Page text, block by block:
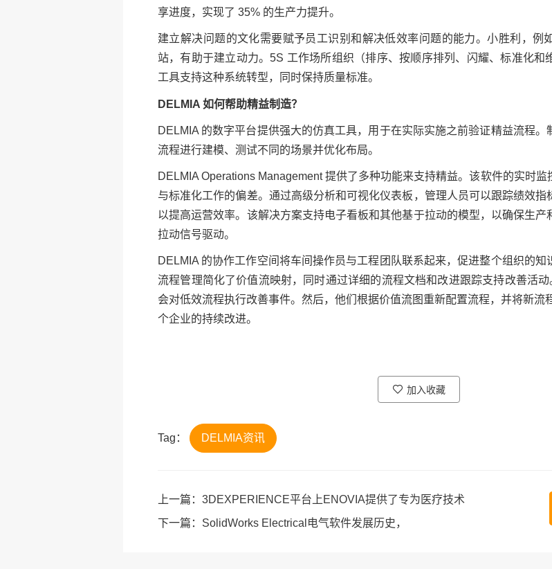
享进度，实现了 35% 的生产力提升。
建立解决问题的文化需要赋予员工识别和解决低效率问题的能力。小胜利，例
站，有助于建立动力。5S 工作场所组织（排序、按顺序排列、闪耀、标准化和
工具支持这种系统转型，同时保持质量标准。
DELMIA 如何帮助精益制造？
DELMIA 的数字平台提供强大的仿真工具，用于在实际实施之前验证精益流程。
流程进行建模、测试不同的场景并优化布局。
DELMIA Operations Management 提供了多种功能来支持精益。该软件的实时监
与标准化工作的偏差。通过高级分析和可视化仪表板，管理人员可以跟踪绩效指
以提高运营效率。该解决方案支持电子看板和其他基于拉动的模型，以确保生产
拉动信号驱动。
DELMIA 的协作工作空间将车间操作员与工程团队联系起来，促进整个组织的知
流程管理简化了价值流映射，同时通过详细的流程文档和改进跟踪支持改善活
会对低效流程执行改善事件。然后，他们根据价值流图重新配置流程，并将新流
个企业的持续改进。
加入收藏
Tag： DELMIA资讯
上一篇： 3DEXPERIENCE平台上ENOVIA提供了专为医疗技术
下一篇： SolidWorks Electrical电气软件发展历史，